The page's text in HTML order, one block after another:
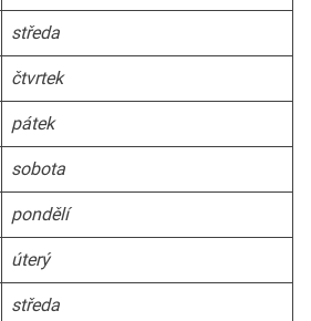
středa
čtvrtek
pátek
sobota
pondělí
úterý
středa